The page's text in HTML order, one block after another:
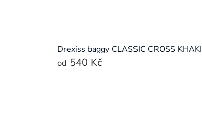
Drexiss baggy CLASSIC CROSS KHAKI
od 540 Kč